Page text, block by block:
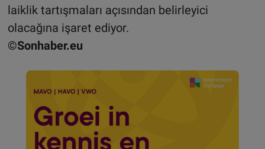
laiklik tartışmaları açısından belirleyici
olacağına işaret ediyor.
©Sonhaber.eu